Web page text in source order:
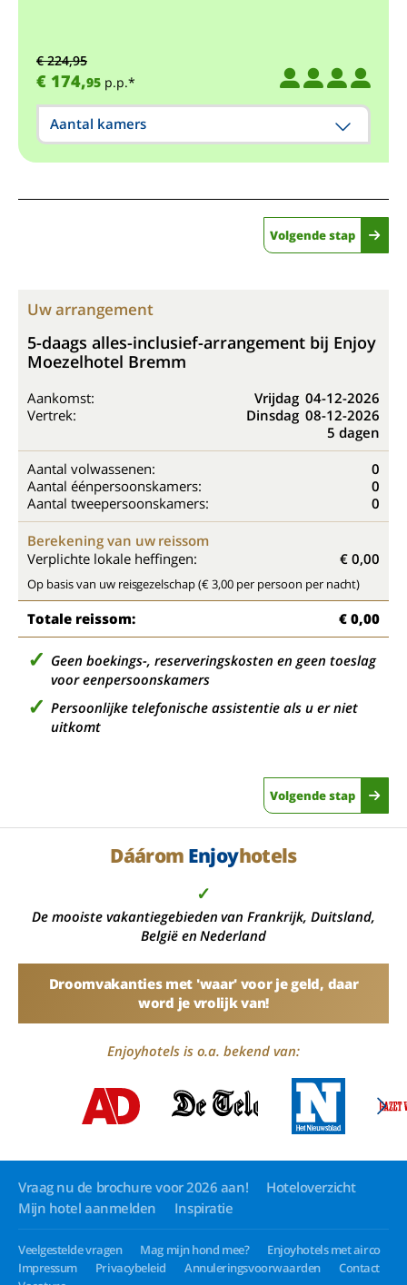
€ 224,95
€ 174,95 p.p.*
Aantal kamers
Volgende stap
Uw arrangement
5-daags alles-inclusief-arrangement bij Enjoy
Moezelhotel Bremm
Aankomst: Vrijdag 04-12-2026
Vertrek:
Dinsdag 08-12-2026
5 dagen
Aantal volwassenen:
0
Aantal éénpersoonskamers:
0
Aantal tweepersoonskamers:
0
Berekening van uw reissom
Verplichte lokale heffingen:
€ 0,00
Op basis van uw reisgezelschap (€ 3,00 per persoon per nacht)
Totale reissom: € 0,00
Geen boekings-, reserveringskosten en geen toeslag
voor eenpersoonskamers
Persoonlijke telefonische assistentie als u er niet
uitkomt
Volgende stap
Dáárom Enjoyhotels
✓
De mooiste vakantiegebieden van Frankrijk, Duitsland,
België en Nederland
Droomvakanties met 'waar' voor je geld, daar
word je vrolijk van!
Enjoyhotels is o.a. bekend van:
Vraag nu de brochure voor 2026 aan!
Hoteloverzicht
Mijn hotel aanmelden
Inspiratie
Veelgestelde vragen Mag mijn hond mee?
Enjoyhotels met airco
Impressum
Privacybeleid Annuleringsvoorwaarden
Contact